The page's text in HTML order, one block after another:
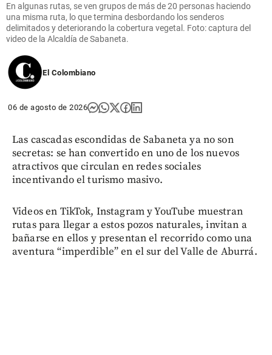
En algunas rutas, se ven grupos de más de 20 personas haciendo
una misma ruta, lo que termina desbordando los senderos
delimitados y deteriorando la cobertura vegetal. Foto: captura del
video de la Alcaldía de Sabaneta.
El Colombiano
06 de agosto de 2026
Las cascadas escondidas de Sabaneta ya no son
secretas: se han convertido en uno de los nuevos
atractivos que circulan en redes sociales
incentivando el turismo masivo.
Videos en TikTok, Instagram y YouTube muestran
rutas para llegar a estos pozos naturales, invitan a
bañarse en ellos y presentan el recorrido como una
aventura “imperdible” en el sur del Valle de Aburrá.